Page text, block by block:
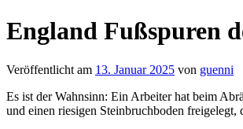
England Fußspuren
Veröffentlicht am 13. Januar 2025 von guenni
Es ist der Wahnsinn: Ein Arbeiter hat beim
und einen riesigen Steinbruchboden